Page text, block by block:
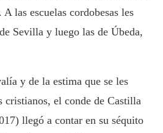
las escuelas cordobesas les
Sevilla y luego las de Úbeda,
y de la estima que se les
cristianos, el conde de Castilla
llegó a contar en su séquito